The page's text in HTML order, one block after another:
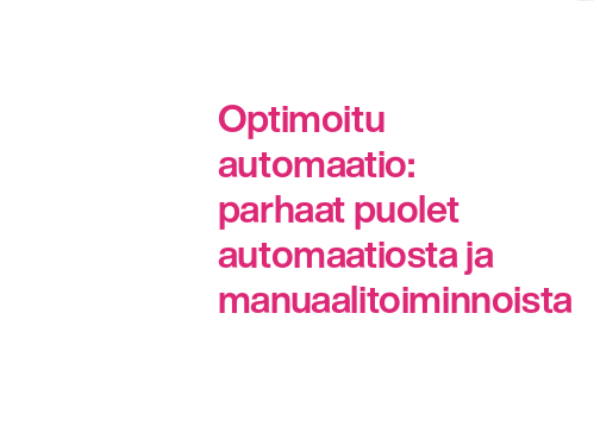
Optimoitu
automaatio:
parhaat puolet
automaatiosta ja
manuaalitoiminnoista